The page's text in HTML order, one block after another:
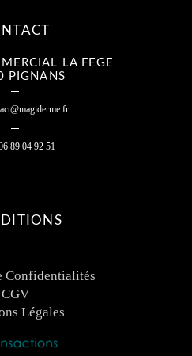
LA FEGE
PIGNANS
89 04 92 51
Confidentialités
CGV
Légales